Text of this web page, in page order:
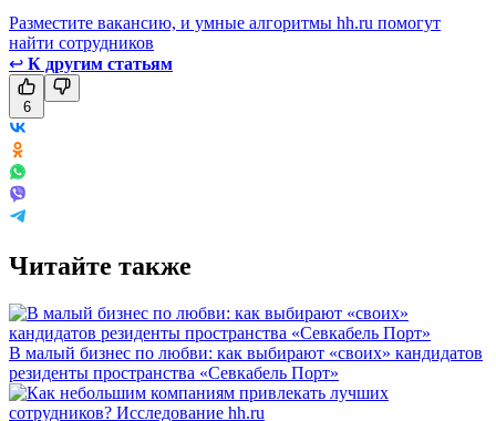
Разместите вакансию, и умные алгоритмы hh.ru помогут
найти сотрудников
↩ К другим статьям
6
Читайте также
В малый бизнес по любви: как выбирают «своих» кандидатов
резиденты пространства «Севкабель Порт»